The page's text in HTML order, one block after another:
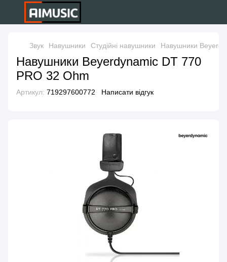
Звук Навушники Студійні навушники Навушники
Навушники Beyerdynamic DT 770
PRO 32 Ohm
Артикул: 719297600772 Написати відгук